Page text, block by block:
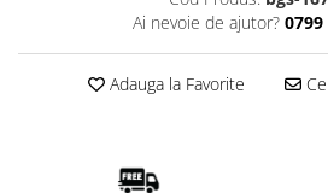
Ai nevoie de ajutor? 0799
Adauga la Favorite